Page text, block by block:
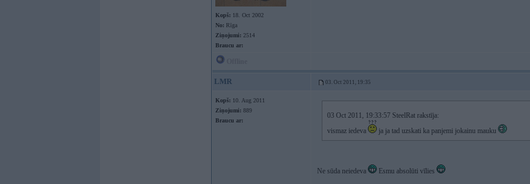
Kopš: 18. Oct 2002
No: Rīga
Ziņojumi: 2514
Braucu ar:
LMR 03. Oct 2011, 19:35
Kopš: 10. Aug 2011
Ziņojumi: 889
Braucu ar:
03 Oct 2011, 19:33:57 SteelRat rakstīja:
vismaz iedeva
ja ja tad uzskati ka panjemi jokainu mauku
Ne sūda neiedeva Esmu absolūti vīlies